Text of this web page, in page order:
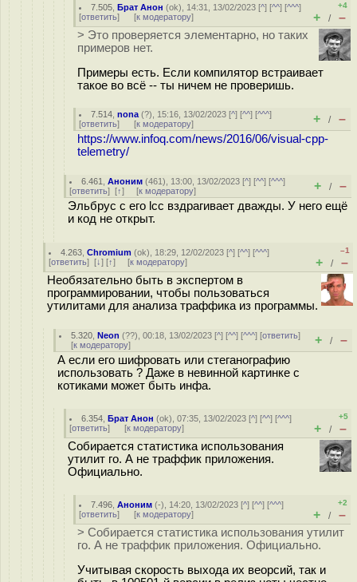
7.505 ,Брат Анон (ok), 14:31, 13/02/2023 [^] [^^] [^^^]
[ответить] [к модератору]
+4
+ / –
> Это проверяется элементарно, но таких
примеров нет.
Примеры есть. Если компилятор встраивает
такое во всё -- ты ничем не проверишь.
7.514 ,nona (?), 15:16, 13/02/2023 [^] [^^] [^^^]
[ответить] [к модератору] + / –
https://www.infoq.com/news/2016/06/visual-cpp-
telemetry/
6.461 ,Аноним (461), 13:00, 13/02/2023 [^] [^^] [^^^]
[ответить] [↑] [к модератору] + / –
Эльбрус с его lcc вздрагивает дважды. У него ещё
и код не открыт.
4.263 ,Chromium (ok), 18:29, 12/02/2023 [^] [^^] [^^^]
[ответить] [↓] [↑] [к модератору]
–1
+ / –
Необязательно быть в экспертом в
программировании, чтобы пользоваться
утилитами для анализа траффика из программы.
5.320 ,Neon (??), 00:18, 13/02/2023 [^] [^^] [^^^] [ответить]
[к модератору] + / –
А если его шифровать или стеганографию
использовать ? Даже в невинной картинке с
котиками может быть инфа.
6.354 ,Брат Анон (ok), 07:35, 13/02/2023 [^] [^^] [^^^]
[ответить] [к модератору]
+5
+ / –
Собирается статистика использования
утилит го. А не траффик приложения.
Официально.
7.496 ,Аноним (-), 14:20, 13/02/2023 [^] [^^] [^^^]
[ответить] [к модератору]
+2
+ / –
> Собирается статистика использования утилит
го. А не траффик приложения. Официально.
Учитывая скорость выхода их веорсий, так и